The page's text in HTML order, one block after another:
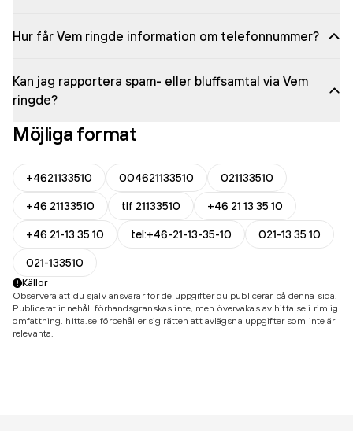
Hur får Vem ringde information om telefonnummer?
Kan jag rapportera spam- eller bluffsamtal via Vem
ringde?
Möjliga format
+4621133510 004621133510
021133510
+46 21133510
tlf 21133510
+46 21 13 35 10
+46 21-13 35 10
tel:+46-21-13-35-10
021-13 35 10
021-133510
Källor
Observera att du själv ansvarar för de uppgifter du publicerar på denna sida.
Publicerat innehåll förhandsgranskas inte, men övervakas av hitta.se i rimlig
omfattning. hitta.se förbehåller sig rätten att avlägsna uppgifter som inte är
relevanta.